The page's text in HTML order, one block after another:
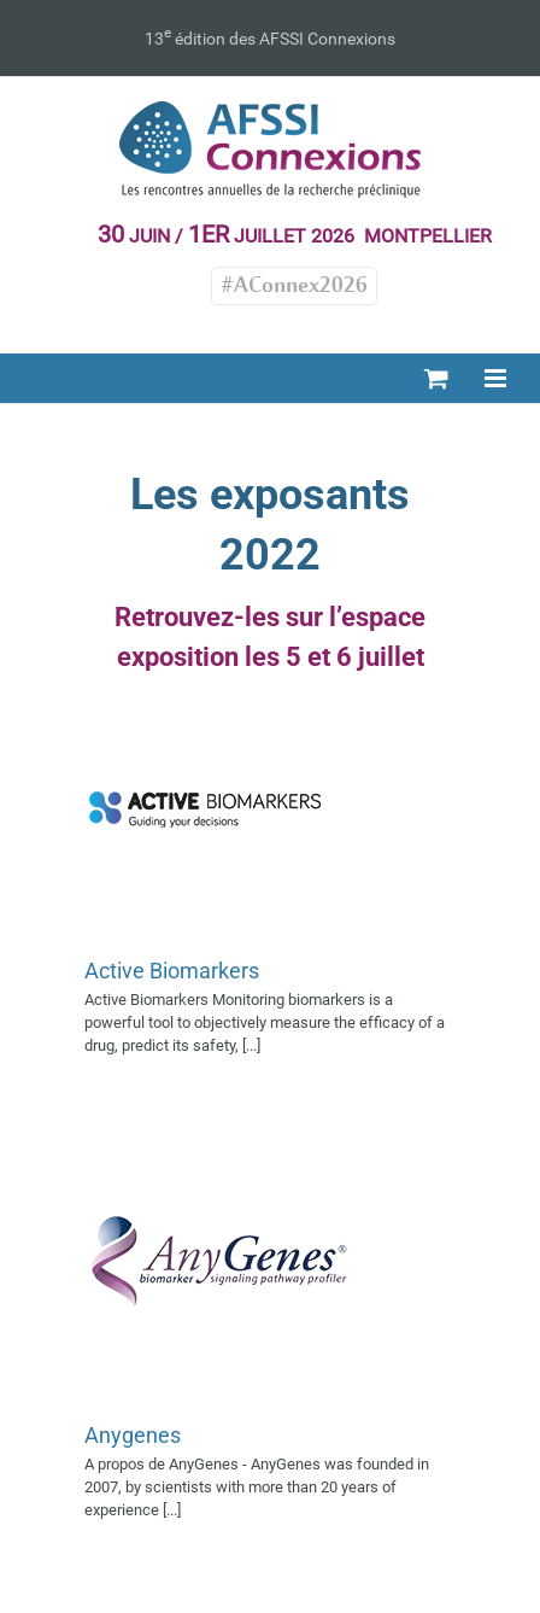
13e édition des AFSSI Connexions
30JUIN / 1ERJUILLET 2026 MONTPELLIER
#AConnex2026
Les exposants
2022
Retrouvez-les sur l’espace
exposition les 5 et 6 juillet
Active Biomarkers
2022
Active Biomarkers
Active Biomarkers Monitoring biomarkers is a
powerful tool to objectively measure the efficacy of a
drug, predict its safety, [...]
Anygenes
Exposant 2022 Exposant 2023
Village AFSSI 2023
Anygenes
A propos de AnyGenes - AnyGenes was founded in
2007, by scientists with more than 20 years of
experience [...]
ATLANCHIM PHARMA
Exposant 2017
Exposant 2022
Exposant 2024
2022 Village AFSSI 2024